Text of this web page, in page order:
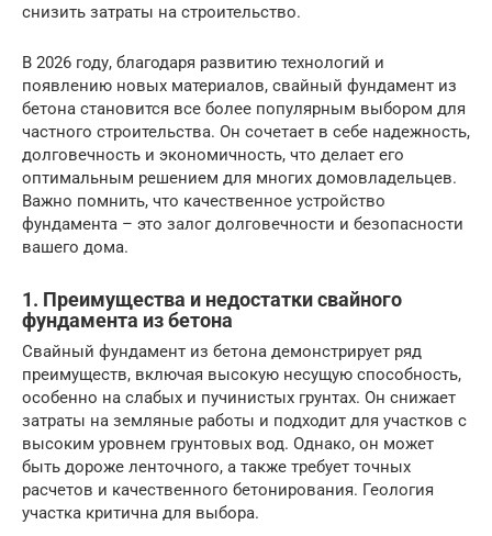
снизить затраты на строительство.
В 2026 году, благодаря развитию технологий и
появлению новых материалов, свайный фундамент из
бетона становится все более популярным выбором для
частного строительства. Он сочетает в себе надежность,
долговечность и экономичность, что делает его
оптимальным решением для многих домовладельцев.
Важно помнить, что качественное устройство
фундамента – это залог долговечности и безопасности
вашего дома.
1. Преимущества и недостатки свайного
фундамента из бетона
Свайный фундамент из бетона демонстрирует ряд
преимуществ, включая высокую несущую способность,
особенно на слабых и пучинистых грунтах. Он снижает
затраты на земляные работы и подходит для участков с
высоким уровнем грунтовых вод. Однако, он может
быть дороже ленточного, а также требует точных
расчетов и качественного бетонирования. Геология
участка критична для выбора.